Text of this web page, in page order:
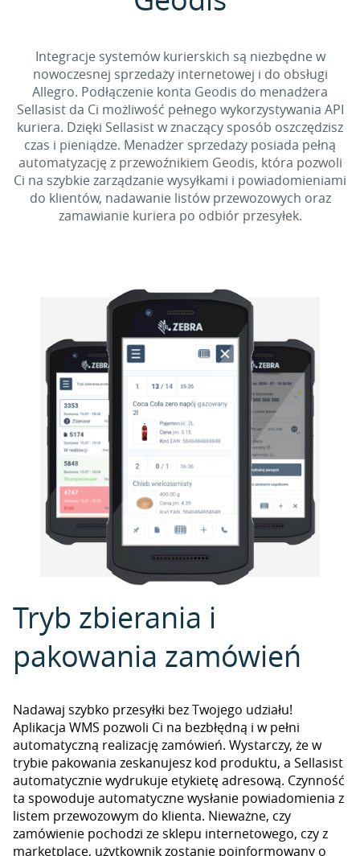
Integracje systemów kurierskich są niezbędne w
nowoczesnej sprzedaży internetowej i do obsługi
Allegro. Podłączenie konta Geodis do menadżera
Sellasist da Ci możliwość pełnego wykorzystywania API
kuriera. Dzięki Sellasist w znaczący sposób oszczędzisz
czas i pieniądze. Menadżer sprzedaży posiada pełną
automatyzację z przewoźnikiem Geodis, która pozwoli
Ci na szybkie zarządzanie wysyłkami i powiadomieniami
do klientów, nadawanie listów przewozowych oraz
zamawianie kuriera po odbiór przesyłek.
Tryb zbierania i
pakowania zamówień
Nadawaj szybko przesyłki bez Twojego udziału!
Aplikacja WMS pozwoli Ci na bezbłędną i w pełni
automatyczną realizację zamówień. Wystarczy, że w
trybie pakowania zeskanujesz kod produktu, a Sellasist
automatycznie wydrukuje etykietę adresową. Czynność
ta spowoduje automatyczne wysłanie powiadomienia z
listem przewozowym do klienta. Nieważne, czy
zamówienie pochodzi ze sklepu internetowego, czy z
marketplace, użytkownik zostanie poinformowany o